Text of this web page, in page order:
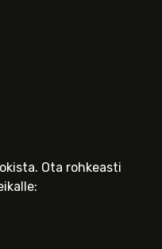
Ota rohkeasti